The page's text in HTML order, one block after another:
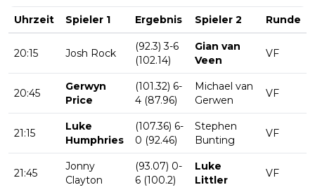
Uhrzeit Spieler 1 Ergebnis Spieler 2 Runde
20:15 Josh Rock
(92.3) 3-6
(102.14)
Gian van
Veen
VF
20:45
Gerwyn
Price
(101.32) 6-
4 (87.96)
Michael van
Gerwen
VF
21:15
Luke
Humphries
(107.36) 6-
0 (92.46)
Stephen
Bunting
VF
21:45
Jonny
Clayton
(93.07) 0-
6 (100.2)
Luke
Littler
VF